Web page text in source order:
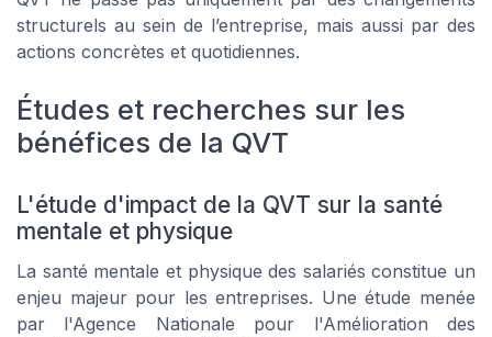
structurels au sein de l’entreprise, mais aussi par des
actions concrètes et quotidiennes.
Études et recherches sur les
bénéfices de la QVT
L'étude d'impact de la QVT sur la santé
mentale et physique
La santé mentale et physique des salariés constitue un
enjeu majeur pour les entreprises. Une étude menée
par l'Agence Nationale pour l'Amélioration des